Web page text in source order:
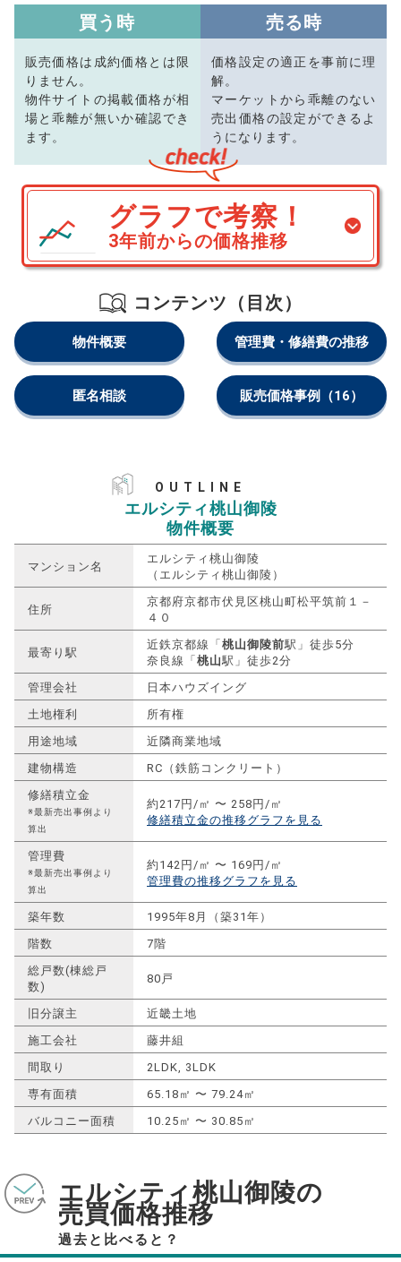
買う時
販売価格は成約価格とは限
りません。
物件サイトの掲載価格が相
場と乖離が無いか確認でき
ます。
売る時
価格設定の適正を事前に理
解。
マーケットから乖離のない
売出価格の設定ができるよ
うになります。
グラフで考察！
3年前からの価格推移
コンテンツ（目次）
物件概要 管理費・修繕費の推移
匿名相談 販売価格事例 （16）
OUTLINE
エルシティ桃山御陵
物件概要
マンション名
エルシティ桃山御陵
（エルシティ桃山御陵）
住所
京都府京都市伏見区桃山町松平筑前１－
４０
最寄り駅
近鉄京都線「桃山御陵前駅」徒歩5分
奈良線「桃山駅」徒歩2分
管理会社
日本ハウズイング
土地権利
所有権
用途地域
近隣商業地域
建物構造
RC（鉄筋コンクリート）
修繕積立金
※最新売出事例より
算出
約217円/㎡ 〜 258円/㎡
修繕積立金の推移グラフを見る
管理費
※最新売出事例より
算出
約142円/㎡ 〜 169円/㎡
管理費の推移グラフを見る
築年数
1995年8月（築31年）
階数
7階
総戸数(棟総戸
数)
80戸
旧分譲主
近畿土地
施工会社
藤井組
間取り
2LDK, 3LDK
専有面積
65.18㎡ 〜 79.24㎡
バルコニー面積
10.25㎡ 〜 30.85㎡
エルシティ桃山御陵の
売買価格推移
過去と比べると？